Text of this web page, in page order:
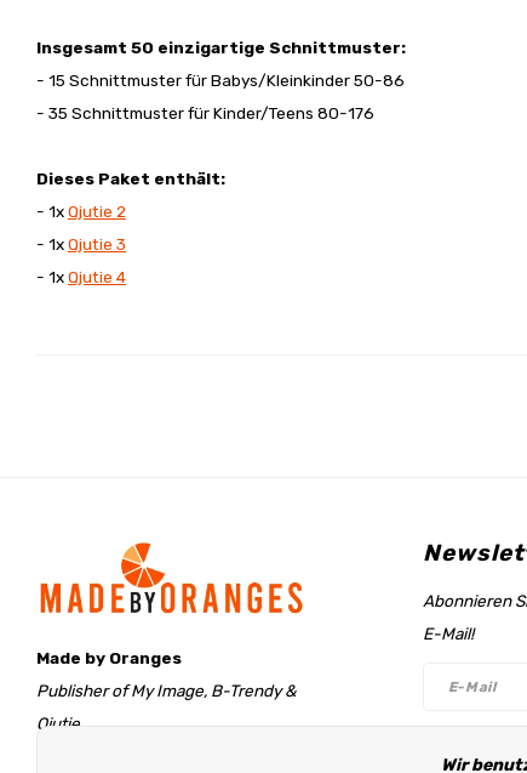
Insgesamt 50 einzigartige Schnittmuster:
- 15 Schnittmuster für Babys/Kleinkinder 50-86
- 35 Schnittmuster für Kinder/Teens 80-176
Dieses Paket enthält:
- 1xQjutie 2
- 1xQjutie 3
- 1xQjutie 4
Made by Oranges
Publisher of My Image, B-Trendy &
Qjutie
Abonnieren
E-Mail!
Wir